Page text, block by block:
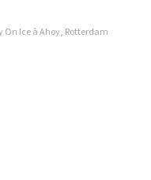
On Ice à Ahoy, Rotterdam